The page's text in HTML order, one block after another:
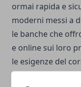
ormai rapida e
moderni messi a
le banche che
e online sui loro
le esigenze del